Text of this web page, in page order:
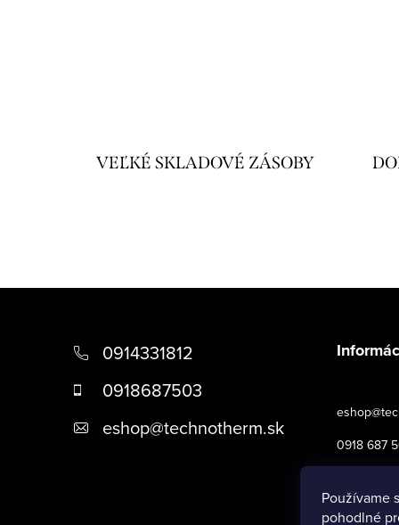
Používame
pohodlné
e
ý
p
VEĽKÉ SKLADOVÉ ZÁSOBY
0914331812
0918687503
eshop@technotherm.sk
0918 687